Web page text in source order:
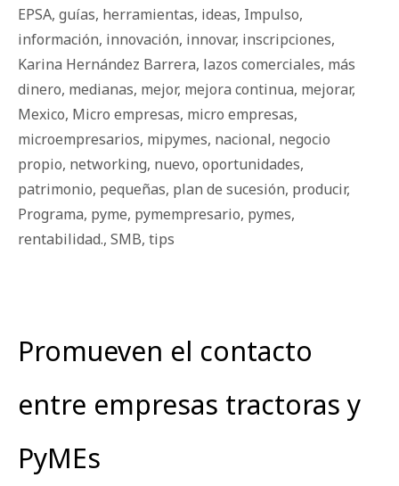
EPSA, guías, herramientas, ideas, Impulso,
información, innovación, innovar, inscripciones,
Karina Hernández Barrera, lazos comerciales, más
dinero, medianas, mejor, mejora continua, mejorar,
Mexico, Micro empresas, micro empresas,
microempresarios, mipymes, nacional, negocio
propio, networking, nuevo, oportunidades,
patrimonio, pequeñas, plan de sucesión, producir,
Programa, pyme, pymempresario, pymes,
rentabilidad., SMB, tips
Promueven el contacto
entre empresas tractoras y
PyMEs